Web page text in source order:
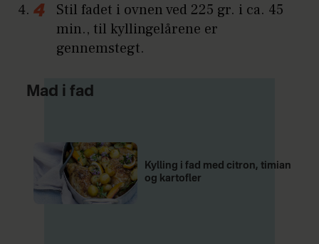
Stil fadet i ovnen ved 225 gr. i ca. 45
min., til kyllingelårene er
gennemstegt.
Mad i fad
Kylling i fad med citron, timian
og kartofler